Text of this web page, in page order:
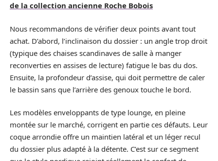
de la collection ancienne Roche Bobois
Nous recommandons de vérifier deux points avant tout
achat. D’abord, l’inclinaison du dossier : un angle trop droit
(typique des chaises scandinaves de salle à manger
reconverties en assises de lecture) fatigue le bas du dos.
Ensuite, la profondeur d’assise, qui doit permettre de caler
le bassin sans que l’arrière des genoux touche le bord.
Les modèles enveloppants de type lounge, en pleine
montée sur le marché, corrigent en partie ces défauts. Leur
coque arrondie offre un maintien latéral et un léger recul
du dossier plus adapté à la détente. C’est sur ce segment